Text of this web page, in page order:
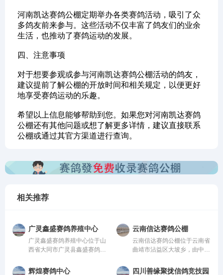
河南凯达赛鸽公棚定期举办各类赛鸽活动，吸引了众
多鸽友前来参与。这些活动不仅丰富了鸽友们的业余
生活，也推动了赛鸽运动的发展。
‌四、注意事项‌
对于想要参观或参与河南凯达赛鸽公棚活动的鸽友，
建议提前了解公棚的开放时间和相关规定，以便更好
地享受赛鸽运动的乐趣。
希望以上信息能够帮助到您。如果您对河南凯达赛鸽
公棚还有其他问题或想了解更多详情，建议直接联系
公棚或通过其官方渠道进行查询。
相关推荐
广灵鑫盛赛鸽养殖中心
广灵鑫盛赛鸽养殖中心位于山
西省大同市广灵县鑫盛赛鸽养
管。该公棚以国际、国内先
云南信达赛鸽公棚
云南信达赛鸽公棚位于云南省
曲靖市沾益区大坡乡，由中国
际、国内先进、科学合理的设
辉煌赛鸽中心 四川善缘聚拢信鸽竞技园